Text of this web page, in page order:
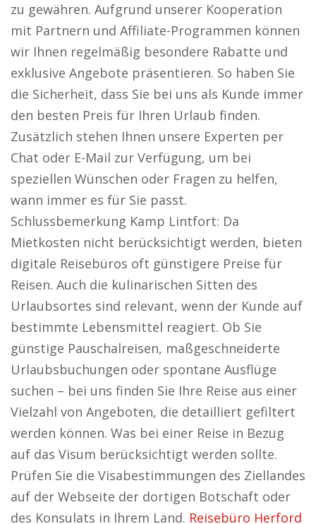
zu gewähren. Aufgrund unserer Kooperation
mit Partnern und Affiliate-Programmen können
wir Ihnen regelmäßig besondere Rabatte und
exklusive Angebote präsentieren. So haben Sie
die Sicherheit, dass Sie bei uns als Kunde immer
den besten Preis für Ihren Urlaub finden.
Zusätzlich stehen Ihnen unsere Experten per
Chat oder E-Mail zur Verfügung, um bei
speziellen Wünschen oder Fragen zu helfen,
wann immer es für Sie passt.
Schlussbemerkung Kamp Lintfort: Da
Mietkosten nicht berücksichtigt werden, bieten
digitale Reisebüros oft günstigere Preise für
Reisen. Auch die kulinarischen Sitten des
Urlaubsortes sind relevant, wenn der Kunde auf
bestimmte Lebensmittel reagiert. Ob Sie
günstige Pauschalreisen, maßgeschneiderte
Urlaubsbuchungen oder spontane Ausflüge
suchen – bei uns finden Sie Ihre Reise aus einer
Vielzahl von Angeboten, die detailliert gefiltert
werden können. Was bei einer Reise in Bezug
auf das Visum berücksichtigt werden sollte.
Prüfen Sie die Visabestimmungen des Ziellandes
auf der Webseite der dortigen Botschaft oder
des Konsulats in Ihrem Land. Reisebüro Herford